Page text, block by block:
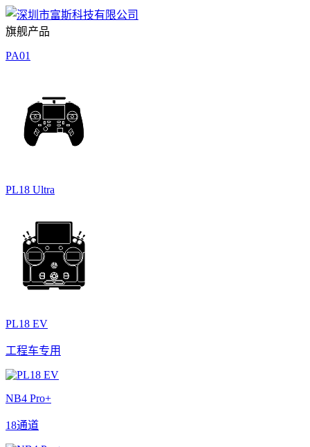
旗舰产品
PA01
PL18 Ultra
PL18 EV
工程车专用
NB4 Pro+
18通道